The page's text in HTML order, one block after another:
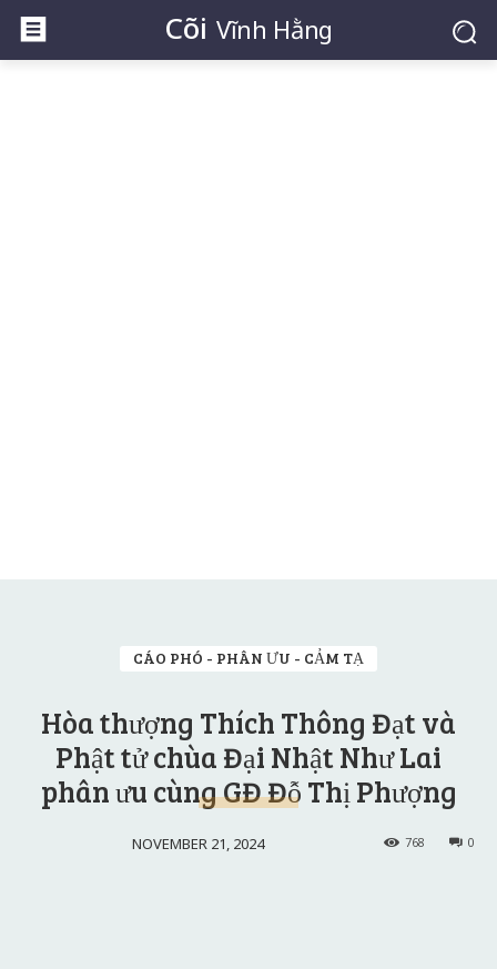
Cõi Vĩnh Hằng
CÁO PHÓ - PHÂN ƯU - CẢM TẠ
Hòa thượng Thích Thông Đạt và
Phật tử chùa Đại Nhật Như Lai
phân ưu cùng GĐ Đỗ Thị Phượng
NOVEMBER 21, 2024 0
768